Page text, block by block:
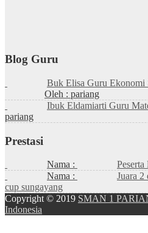
Blog Guru
Buk Elisa Guru Ekonomi
Oleh : pariang
Ibuk Eldamiarti Guru
pariang
Prestasi
Nama :
Nama :
Juara 2
cup sungayang
Copyright © 2019 SMAN 1
Indonesia